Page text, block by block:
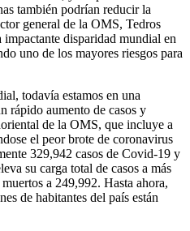
también podrían reducir la
general de la OMS, Tedros
disparidad mundial en
uno de los mayores riesgos para
todavía estamos en una
rápido aumento de casos y
de la OMS, que incluye a
el peor brote de coronavirus
329,942 casos de Covid-19 y
su carga total de casos a más
a 249,992. Hasta ahora,
de habitantes del país están